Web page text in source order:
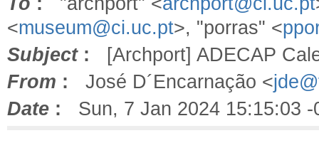
<museum@ci.uc.pt>, "porras" <
Subject: [Archport] ADECAP
From : José D´Encarnação <
Date : Sun, 7 Jan 2024 15:15:03 -